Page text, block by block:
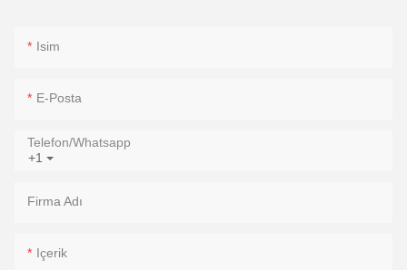
Isim
E-Posta
+1
Telefon/whatsapp
Firma Adı
Içerik